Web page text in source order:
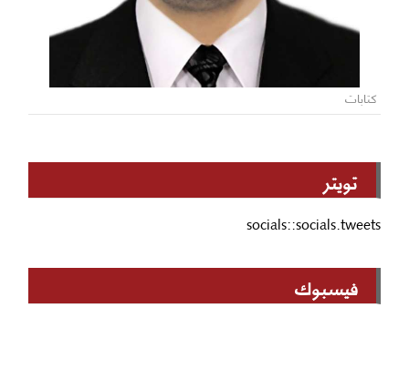
كتابات
تويتر
socials::socials.tweets
فيسبوك